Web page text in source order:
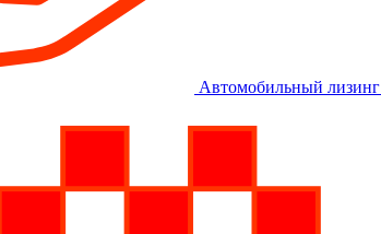
Автомобильный лизинг